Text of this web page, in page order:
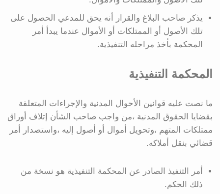
يذكر صاحب البلاغ والقرار أنه يحق للمدعي الحصول على
تلك الأصول أو الممتلكات أو الأموال عندما يبدأ أمر
المحكمة بأخذ مراحله التنفيذية.
المحكمة التنفيذية
ما نصت عليه قوانين الأحوال المدنية والإجراءات المتعلقة
بقضايا الحقوق المدنية ،من واجب صاحب الشأن إتلاف أوراق
ممتلكات المتهم ،وتحويل أموال أو أصول إليه ،واستصدار أمر
قضائي بنقل أملاكه.
أمر التنفيذ الصادر عن المحكمة التنفيذية هو نسخة من
ذلك الحكم.